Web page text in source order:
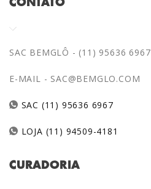
CONTATO
SAC BEMGLÔ - (11) 95636 6967
E-MAIL - SAC@BEMGLO.COM
SAC (11) 95636 6967
LOJA (11) 94509-4181
CURADORIA